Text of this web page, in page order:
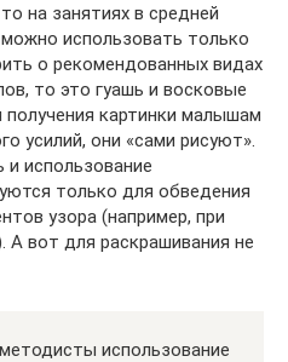
на занятиях в средней
использовать только
о рекомендованных видах
то это гуашь и восковые
картинки малышам
усилий, они «сами рисуют».
использование
только для обведения
узора (например, при
А вот для раскрашивания не
использование